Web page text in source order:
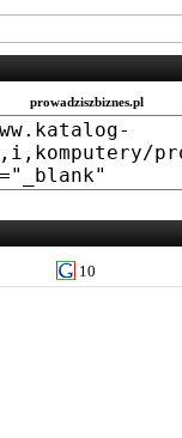
prowadziszbiznes.pl
10